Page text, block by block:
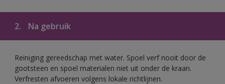
2. Na gebruik
Reiniging gereedschap met water. Spoel verf nooit door de
gootsteen en spoel materialen niet uit onder de kraan.
Verfresten afvoeren volgens lokale richtlijnen.